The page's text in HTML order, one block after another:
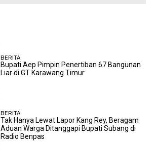
BERITA
Bupati Aep Pimpin Penertiban 67 Bangunan
Liar di GT Karawang Timur
BERITA
Tak Hanya Lewat Lapor Kang Rey, Beragam
Aduan Warga Ditanggapi Bupati Subang di
Radio Benpas